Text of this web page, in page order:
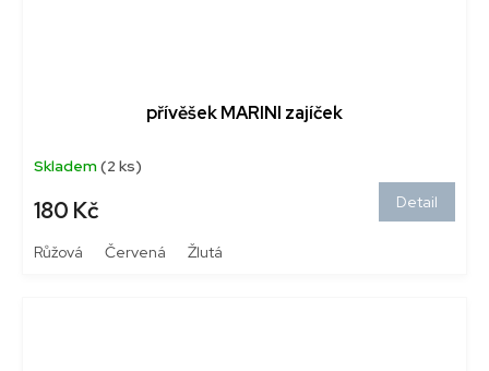
přívěšek MARINI zajíček
Skladem(2 ks)
180 Kč Detail
Růžová Červená Žlutá